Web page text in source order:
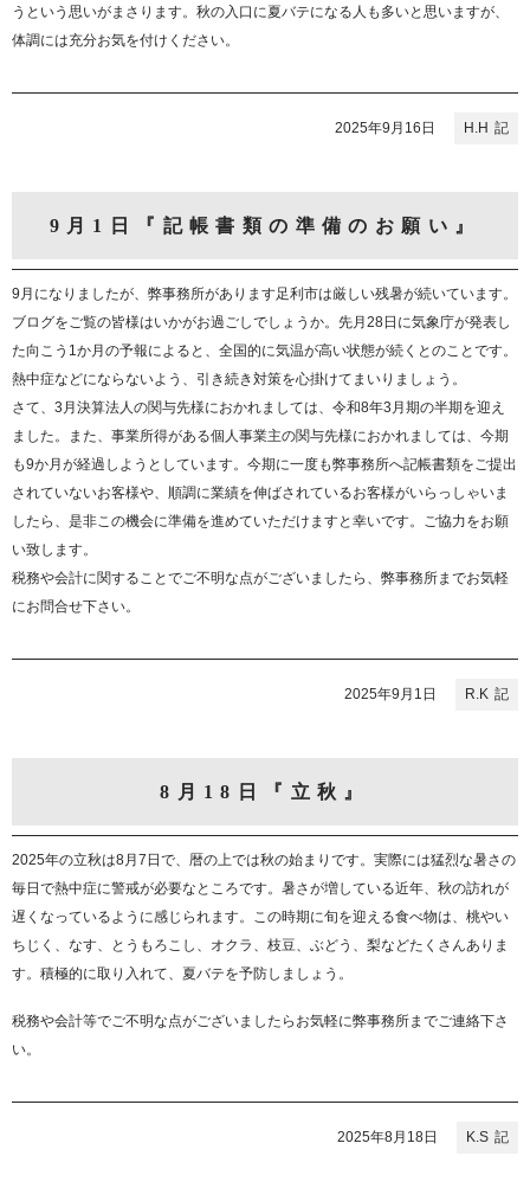
うという思いがまさります。秋の入口に夏バテになる人も多いと思いますが、
体調には充分お気を付けください。
H.H
2025年9月16日
9月1日『記帳書類の準備のお願い』
9月になりましたが、弊事務所があります足利市は厳しい残暑が続いています。
ブログをご覧の皆様はいかがお過ごしでしょうか。先月28日に気象庁が発表し
た向こう1か月の予報によると、全国的に気温が高い状態が続くとのことです。
熱中症などにならないよう、引き続き対策を心掛けてまいりましょう。
さて、3月決算法人の関与先様におかれましては、令和8年3月期の半期を迎え
ました。また、事業所得がある個人事業主の関与先様におかれましては、今期
も9か月が経過しようとしています。今期に一度も弊事務所へ記帳書類をご提出
されていないお客様や、順調に業績を伸ばされているお客様がいらっしゃいま
したら、是非この機会に準備を進めていただけますと幸いです。ご協力をお願
い致します。
税務や会計に関することでご不明な点がございましたら、弊事務所までお気軽
にお問合せ下さい。
R.K
2025年9月1日
8月18日『立秋』
2025年の立秋は8月7日で、暦の上では秋の始まりです。実際には猛烈な暑さの
毎日で熱中症に警戒が必要なところです。暑さが増している近年、秋の訪れが
遅くなっているように感じられます。この時期に旬を迎える食べ物は、桃やい
ちじく、なす、とうもろこし、オクラ、枝豆、ぶどう、梨などたくさんありま
す。積極的に取り入れて、夏バテを予防しましょう。
税務や会計等でご不明な点がございましたらお気軽に弊事務所までご連絡下さ
い。
K.S
2025年8月18日